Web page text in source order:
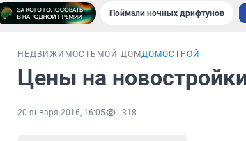
Поймали ночных дрифтунов
НЕДВИЖИМОСТЬ МОЙ ДОМДОМОСТРОЙ
Цены на
20 января 2016, 16:05 318